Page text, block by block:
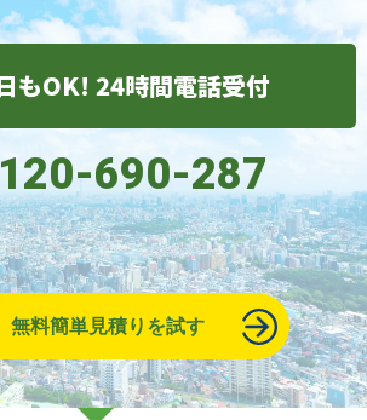
もOK! 24時間電話受付
690-287
無料簡単見積りを試す